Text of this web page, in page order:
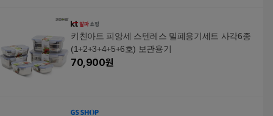
키친아트 피앙세 스텐레스 밀폐용기세트 사각6종
(1+2+3+4+5+6호) 보관용기
70,900원